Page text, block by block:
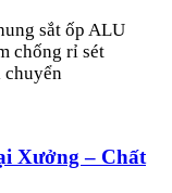
sắt ốp ALU
chống rỉ sét
chuyển
Xưởng – Chất